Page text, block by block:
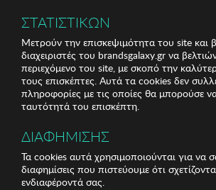
ΣΤΑΤΙΣΤΙΚΩΝ
Μετρούν την επισκεψιμότητα του site και
διαχειριστές του brandsgalaxy.gr να
περιεχόμενο του site, με σκοπό την
τους επισκέπτες. Αυτά τα cookies δεν
πληροφορίες με τις οποίες θα μπορούσε
ταυτότητά του επισκέπτη.
ΔΙΑΦΗΜΙΣΗΣ
Τα cookies αυτά χρησιμοποιούνται για να
διαφημίσεις που πιστεύουμε ότι
ενδιαφέροντά σας.